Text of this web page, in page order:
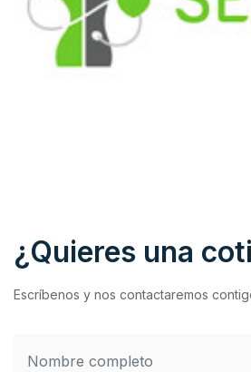
¿Quieres una
Escríbenos y nos contactaremos